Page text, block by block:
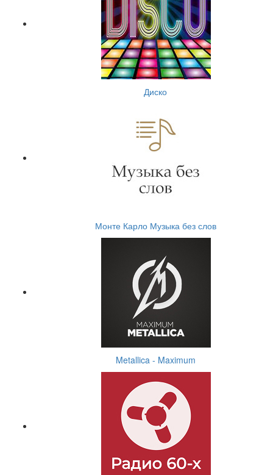
Диско
Монте Карло Музыка без слов
Metallica - Maximum